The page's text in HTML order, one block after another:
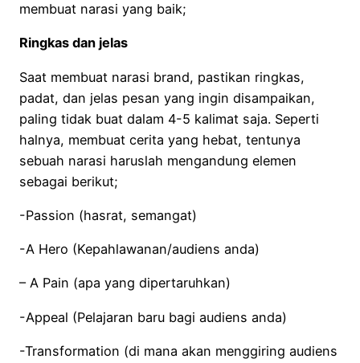
membuat narasi yang baik;
Ringkas dan jelas
Saat membuat narasi brand, pastikan ringkas,
padat, dan jelas pesan yang ingin disampaikan,
paling tidak buat dalam 4-5 kalimat saja. Seperti
halnya, membuat cerita yang hebat, tentunya
sebuah narasi haruslah mengandung elemen
sebagai berikut;
-Passion (hasrat, semangat)
-A Hero (Kepahlawanan/audiens anda)
– A Pain (apa yang dipertaruhkan)
-Appeal (Pelajaran baru bagi audiens anda)
-Transformation (di mana akan menggiring audiens